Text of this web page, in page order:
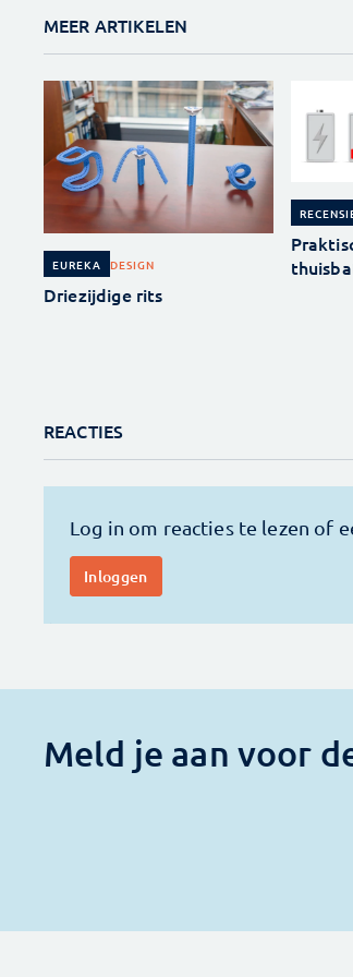
MEER ARTIKELEN
EUREKA DESIGN
Driezijdige rits
REACTIES
Meld je aan voor